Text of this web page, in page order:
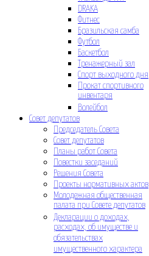
DRAKA
Фитнес
Бразильская самба
Футбол
Баскетбол
Тренажерный зал
Спорт выходного дня
Прокат спортивного
инвентаря
Волейбол
Совет депутатов
Председатель Совета
Совет депутатов
Планы работ Совета
Повестки заседаний
Решения Совета
Проекты нормативных актов
Молодежная общественная
палата при Совете депутатов
Декларации о доходах,
расходах, об имуществе и
обязательствах
имущественного характера